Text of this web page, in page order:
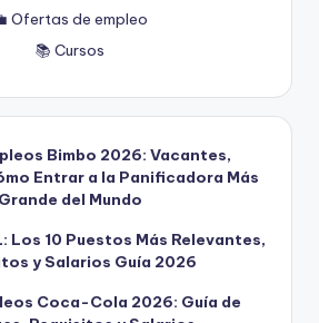
Ofertas de empleo
📚 Cursos
Bimbo 2026: Vacantes,
Entrar a la Panificadora Más
Grande del Mundo
Los 10 Puestos Más Relevantes,
y Salarios Guía 2026
Coca-Cola 2026: Guía de